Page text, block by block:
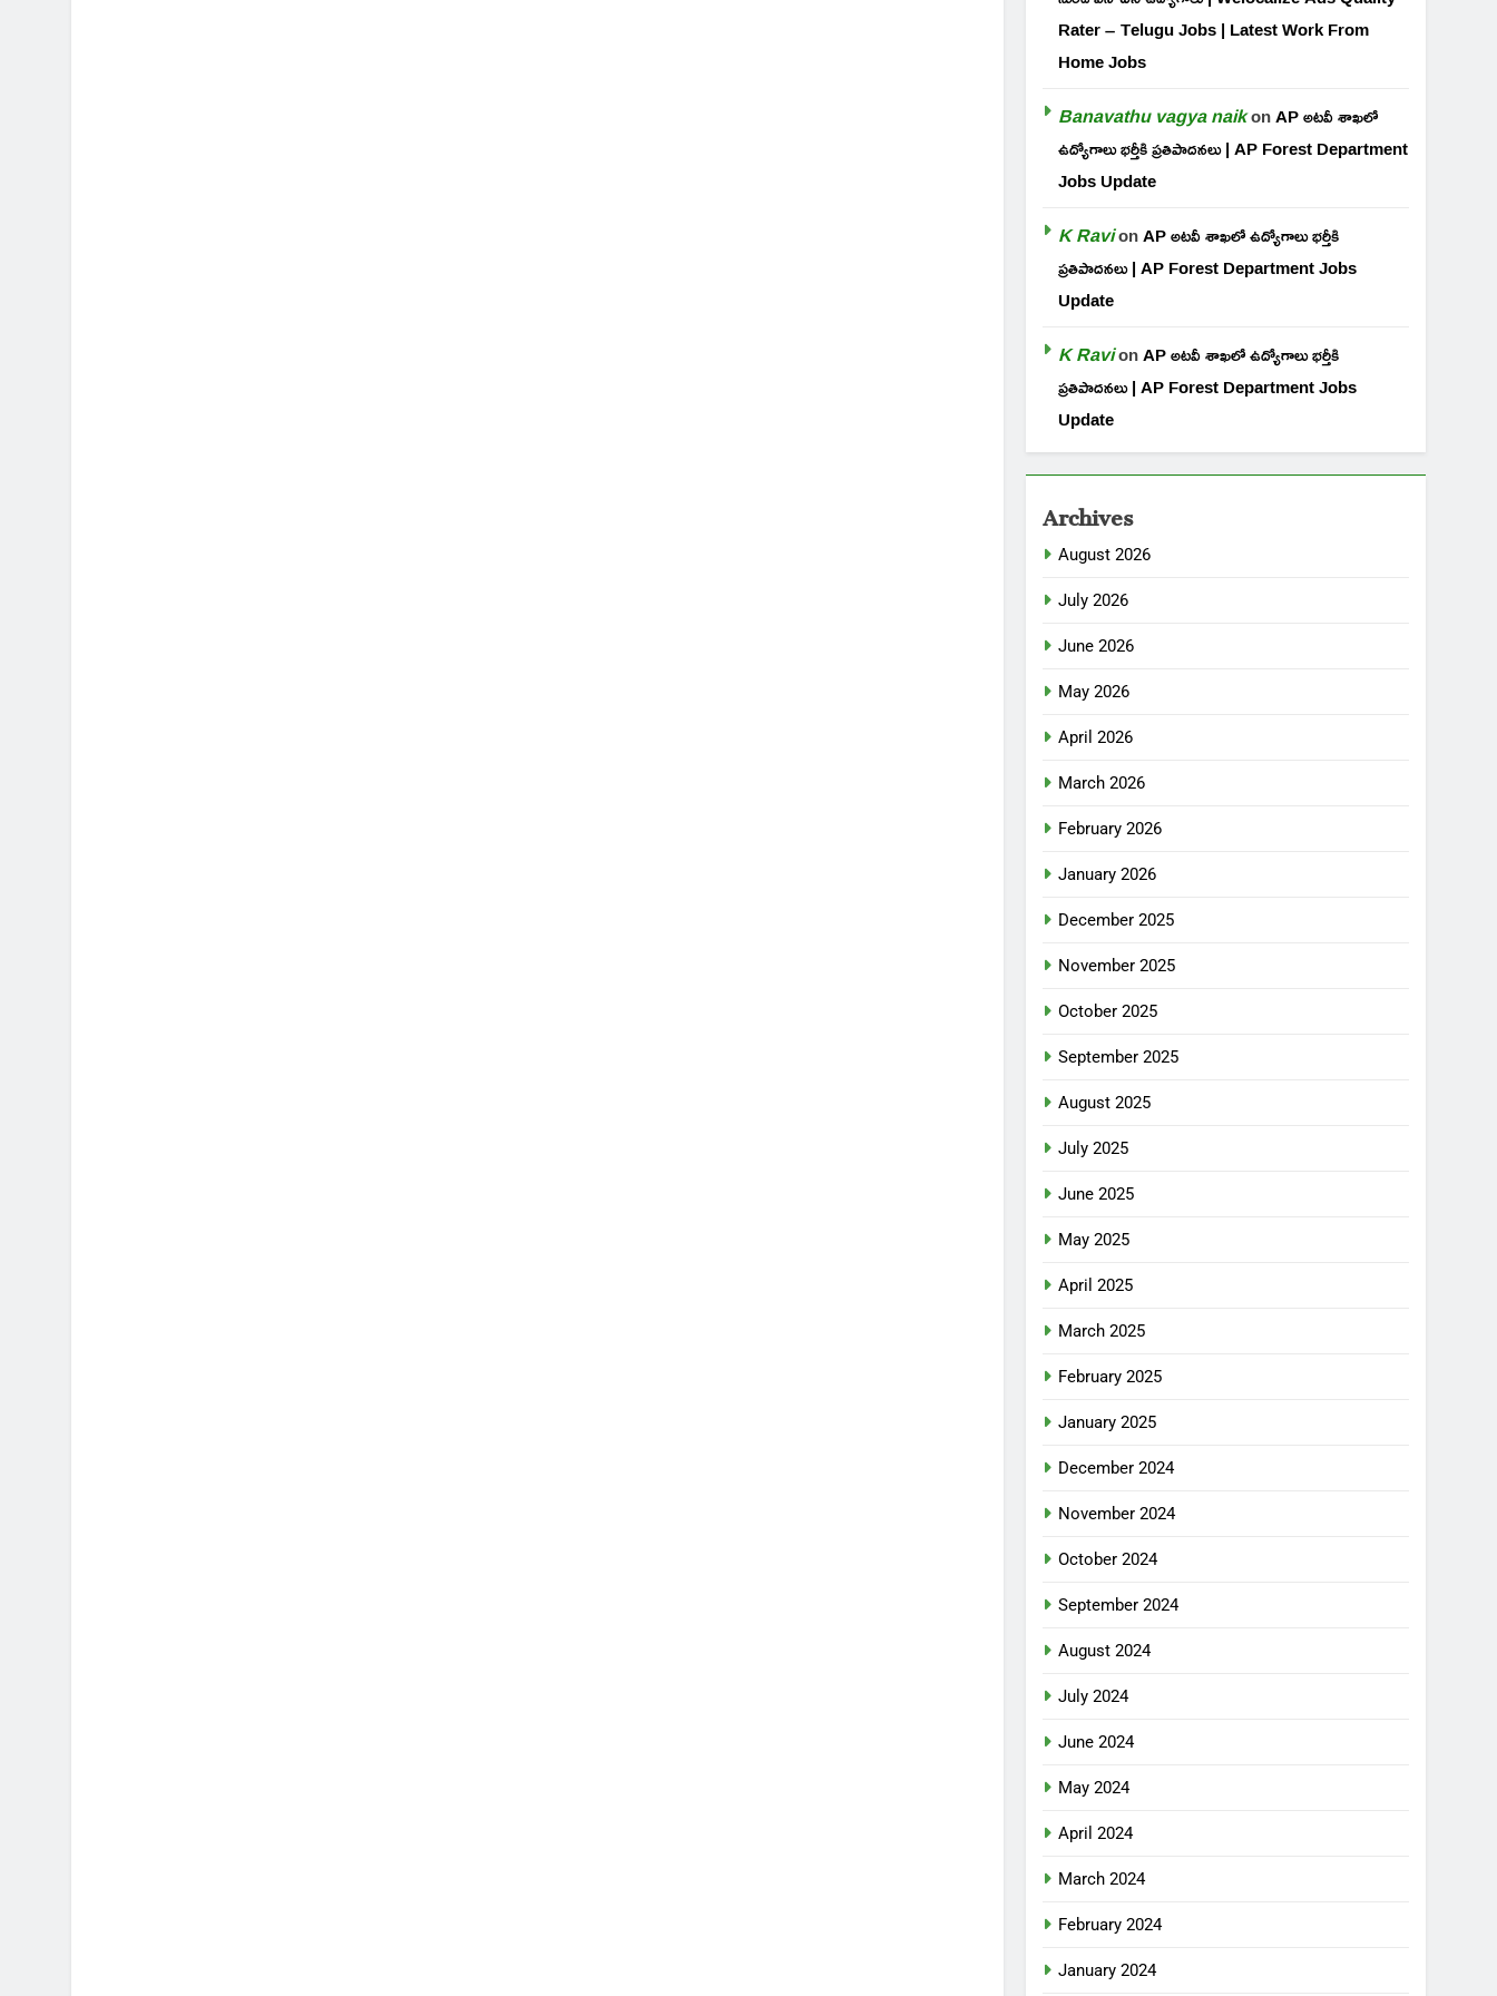
Rater – Telugu Jobs | Latest Work From
Home Jobs
Banavathu vagya naikonAP అటవీ శాఖలో
ఉద్యోగాలు భర్తీకి ప్రతిపాదనలు | AP Forest Department
Jobs Update
K RavionAP అటవీ శాఖలో ఉద్యోగాలు భర్తీకి
ప్రతిపాదనలు | AP Forest Department Jobs
Update
K RavionAP అటవీ శాఖలో ఉద్యోగాలు భర్తీకి
ప్రతిపాదనలు | AP Forest Department Jobs
Update
Archives
August 2026
July 2026
June 2026
May 2026
April 2026
March 2026
February 2026
January 2026
December 2025
November 2025
October 2025
September 2025
August 2025
July 2025
June 2025
May 2025
April 2025
March 2025
February 2025
January 2025
December 2024
November 2024
October 2024
September 2024
August 2024
July 2024
June 2024
May 2024
April 2024
March 2024
February 2024
January 2024